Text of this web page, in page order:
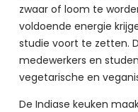
zwaar of loom te
voldoende energie
studie voort te zetten.
medewerkers en
vegetarische en
De Indiase keuken